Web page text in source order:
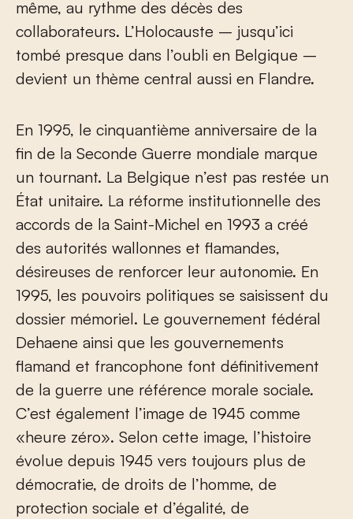
même, au rythme des décès des
collaborateurs. L’Holocauste – jusqu’ici
tombé presque dans l’oubli en Belgique –
devient un thème central aussi en Flandre.
En 1995, le cinquantième anniversaire de la
fin de la Seconde Guerre mondiale marque
un tournant. La Belgique n’est pas restée un
État unitaire. La réforme institutionnelle des
accords de la Saint-Michel en 1993 a créé
des autorités wallonnes et flamandes,
désireuses de renforcer leur autonomie. En
1995, les pouvoirs politiques se saisissent du
dossier mémoriel. Le gouvernement fédéral
Dehaene ainsi que les gouvernements
flamand et francophone font définitivement
de la guerre une référence morale sociale.
C’est également l’image de 1945 comme
«heure zéro». Selon cette image, l’histoire
évolue depuis 1945 vers toujours plus de
démocratie, de droits de l’homme, de
protection sociale et d’égalité, de